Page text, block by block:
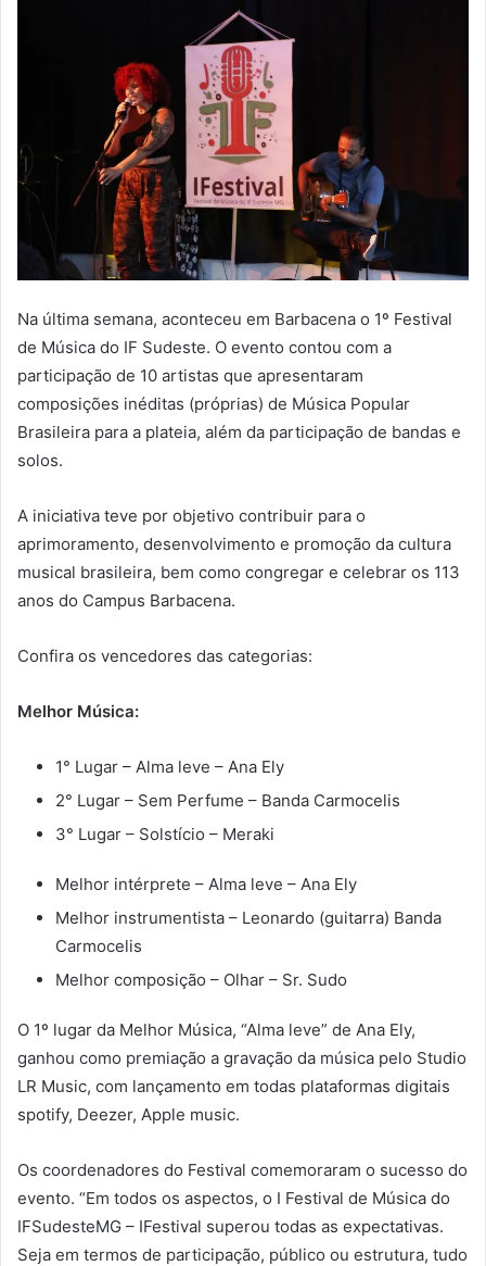
Na última semana, aconteceu em Barbacena o 1º Festival
de Música do IF Sudeste. O evento contou com a
participação de 10 artistas que apresentaram
composições inéditas (próprias) de Música Popular
Brasileira para a plateia, além da participação de bandas e
solos.
A iniciativa teve por objetivo contribuir para o
aprimoramento, desenvolvimento e promoção da cultura
musical brasileira, bem como congregar e celebrar os 113
anos do Campus Barbacena.
Confira os vencedores das categorias:
Melhor Música:
1° Lugar – Alma leve – Ana Ely
2° Lugar – Sem Perfume – Banda Carmocelis
3° Lugar – Solstício – Meraki
Melhor intérprete – Alma leve – Ana Ely
Melhor instrumentista – Leonardo (guitarra) Banda
Carmocelis
Melhor composição – Olhar – Sr. Sudo
O 1º lugar da Melhor Música, “Alma leve” de Ana Ely,
ganhou como premiação a gravação da música pelo Studio
LR Music, com lançamento em todas plataformas digitais
spotify, Deezer, Apple music.
Os coordenadores do Festival comemoraram o sucesso do
evento. “Em todos os aspectos, o I Festival de Música do
IFSudesteMG – IFestival superou todas as expectativas.
Seja em termos de participação, público ou estrutura, tudo